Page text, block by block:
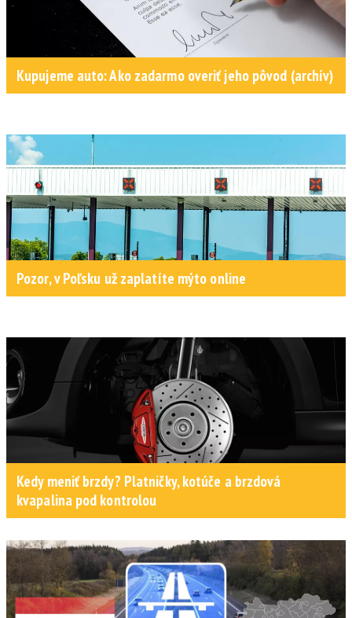
Kupujeme auto: Ako zadarmo overiť jeho pôvod (archív)
Pozor, v Poľsku už zaplatíte mýto online
Kedy meniť brzdy? Platničky, kotúče a brzdová
kvapalina pod kontrolou